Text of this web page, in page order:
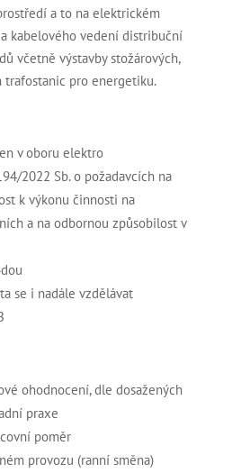
a to na elektrickém
kabelového vedení distribuční
včetně výstavby stožárových,
trafostanic pro energetiku.
v oboru elektro
2022 Sb. o požadavcích na
k výkonu činnosti na
a na odbornou způsobilost v
se i nadále vzdělávat
ohodnocení, dle dosažených
praxe
poměr
provozu (ranní směna)